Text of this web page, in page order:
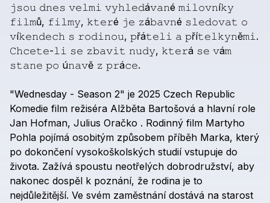
𝚓𝚜𝚘𝚞 𝚍𝚗𝚎𝚜 𝚟𝚎𝚕𝚖𝚒 𝚟𝚢𝚑𝚕𝚎𝚍á𝚟𝚊𝚗é 𝚖𝚒𝚕𝚘𝚟𝚗í𝚔𝚢
𝚏𝚒𝚕𝚖ů, 𝚏𝚒𝚕𝚖𝚢, 𝚔𝚝𝚎𝚛é 𝚓𝚎 𝚣á𝚋𝚊𝚟𝚗é 𝚜𝚕𝚎𝚍𝚘𝚟𝚊𝚝 𝚘
𝚟í𝚔𝚎𝚗𝚍𝚎𝚌𝚑 𝚜 𝚛𝚘𝚍𝚒𝚗𝚘𝚞, 𝚙řá𝚝𝚎𝚕𝚒 𝚊 𝚙ří𝚝𝚎𝚕𝚔𝚢𝚗ě𝚖𝚒.
𝙲𝚑𝚌𝚎𝚝𝚎-𝚕𝚒 𝚜𝚎 𝚣𝚋𝚊𝚟𝚒𝚝 𝚗𝚞𝚍𝚢, 𝚔𝚝𝚎𝚛á 𝚜𝚎 𝚟á𝚖
𝚜𝚝𝚊𝚗𝚎 𝚙𝚘 ú𝚗𝚊𝚟ě 𝚣 𝚙𝚛á𝚌𝚎.
"Wednesday - Season 2" je 2025 Czech Republic
Komedie film režiséra Alžběta Bartošová a hlavní role
Jan Hofman, Julius Oračko . Rodinný film Martyho
Pohla pojímá osobitým způsobem příběh Marka, který
po dokončení vysokoškolských studií vstupuje do
života. Zažívá spoustu neotřelých dobrodružství, aby
nakonec dospěl k poznání, že rodina je to
nejdůležitější. Ve svém zaměstnání dostává na starost